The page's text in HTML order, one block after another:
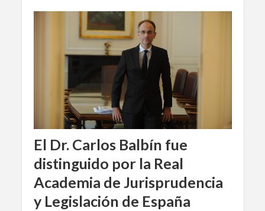
El Dr. Carlos Balbín fue
distinguido por la Real
Academia de Jurisprudencia
y Legislación de España